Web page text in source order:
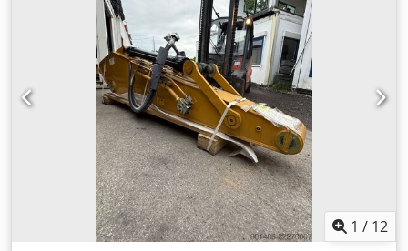
1 / 12